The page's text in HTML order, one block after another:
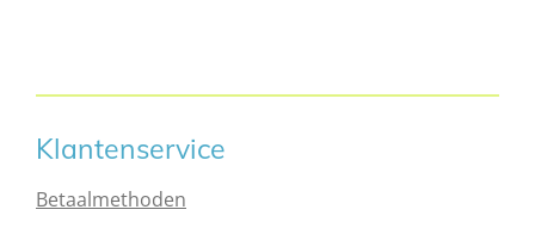
Klantenservice
Betaalmethoden